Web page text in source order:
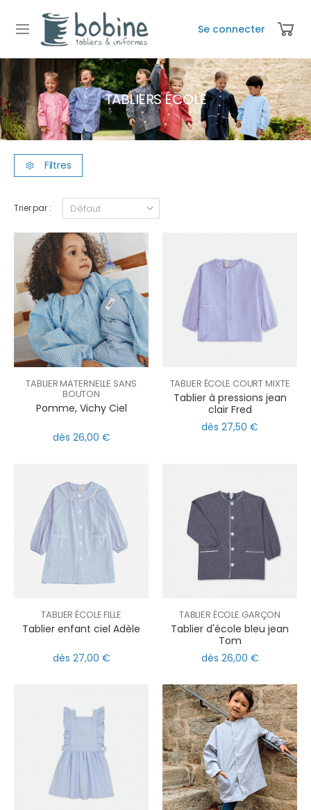
Se connecter
TABLIERS ÉCOLE
Filtres
Trier par :
TABLIER MATERNELLE SANS
BOUTON
Pomme, Vichy Ciel
dès 26,00 €
TABLIER ÉCOLE COURT MIXTE
Tablier à pressions jean
clair Fred
dès 27,50 €
TABLIER ÉCOLE FILLE
Tablier enfant ciel Adèle
dès 27,00 €
TABLIER ÉCOLE GARÇON
Tablier d'école bleu jean
Tom
dès 26,00 €